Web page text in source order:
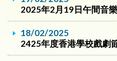
2025年2月19日午間音
18/02/2025
2425年度香港學校戲劇